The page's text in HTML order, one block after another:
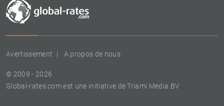
Avertissement A propos de nous
© 2009 - 2026
Global-rates.com est une initiative de Triami Media BV